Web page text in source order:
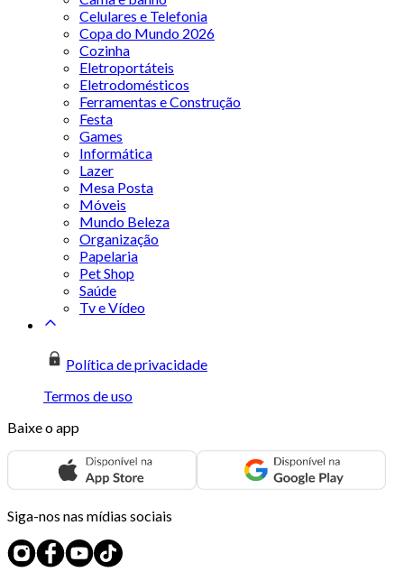
Celulares e Telefonia
Copa do Mundo 2026
Cozinha
Eletroportáteis
Eletrodomésticos
Ferramentas e Construção
Festa
Games
Informática
Lazer
Mesa Posta
Móveis
Mundo Beleza
Organização
Papelaria
Pet Shop
Saúde
Tv e Vídeo
Política de privacidade
Termos de uso
Baixe o app
Siga-nos nas mídias sociais